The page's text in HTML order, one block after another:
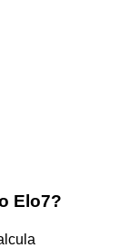
Elo7?